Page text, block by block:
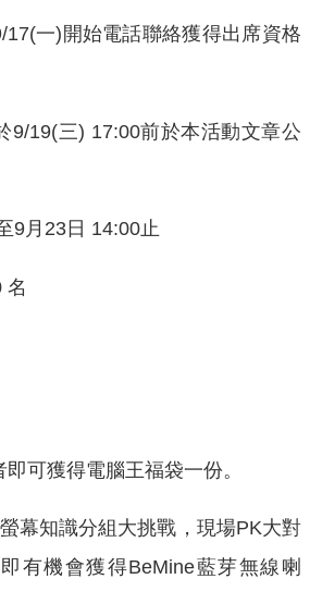
一)開始電話聯絡獲得出席資格
9/19(三) 17:00前於本活動文章公
9月23日 14:00止
名
即可獲得電腦王福袋一份。
幕知識分組大挑戰，現場PK大對
有機會獲得BeMine藍芽無線喇